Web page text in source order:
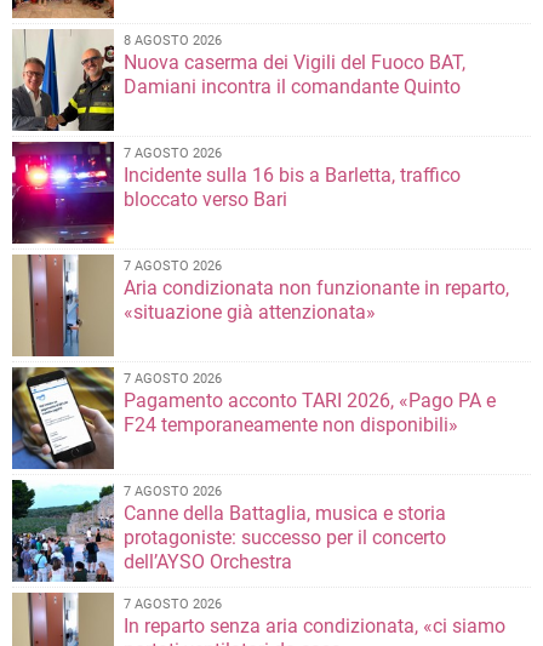
8 AGOSTO 2026
Nuova caserma dei Vigili del Fuoco BAT,
Damiani incontra il comandante Quinto
7 AGOSTO 2026
Incidente sulla 16 bis a Barletta, traffico
bloccato verso Bari
7 AGOSTO 2026
Aria condizionata non funzionante in reparto,
«situazione già attenzionata»
7 AGOSTO 2026
Pagamento acconto TARI 2026, «Pago PA e
F24 temporaneamente non disponibili»
7 AGOSTO 2026
Canne della Battaglia, musica e storia
protagoniste: successo per il concerto
dell’AYSO Orchestra
7 AGOSTO 2026
In reparto senza aria condizionata, «ci siamo